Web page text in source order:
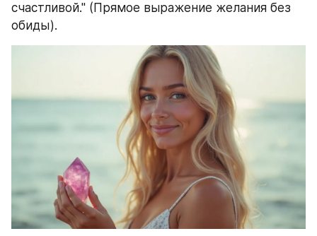
счастливой." (Прямое выражение желания без
обиды).